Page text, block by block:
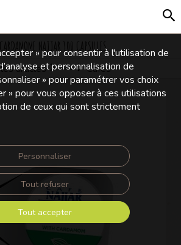
CARDAMOME NAJJAR 100 CAPSULES
les articles
Boissons, cafés et thés
Cafés
» pour consentir à l'utilisation de
et personnalisation de
» pour paramétrer vos choix
» pour vous opposer à ces utilisations
de ceux qui sont strictement
Personnaliser
Tout refuser
Tout accepter